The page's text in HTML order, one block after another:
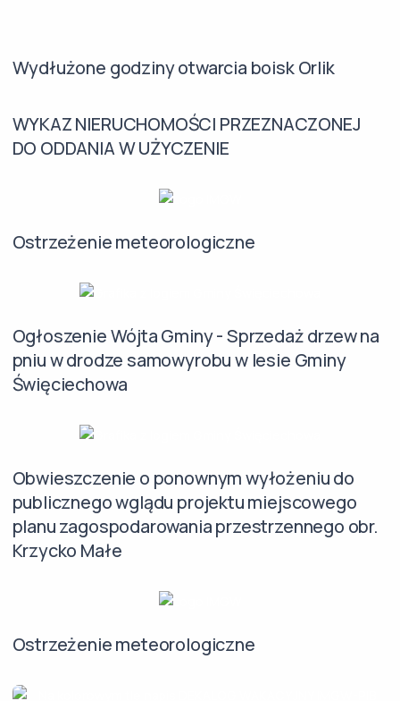
Wydłużone godziny otwarcia boisk Orlik
WYKAZ NIERUCHOMOŚCI PRZEZNACZONEJ
DO ODDANIA W UŻYCZENIE
Ostrzeżenie meteorologiczne
Ogłoszenie Wójta Gminy - Sprzedaż drzew na
pniu w drodze samowyrobu w lesie Gminy
Święciechowa
Obwieszczenie o ponownym wyłożeniu do
publicznego wglądu projektu miejscowego
planu zagospodarowania przestrzennego obr.
Krzycko Małe
Ostrzeżenie meteorologiczne